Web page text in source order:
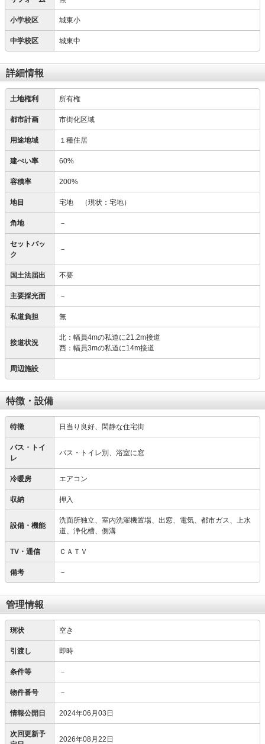
小学校区 城東小
中学校区 城東中
詳細情報
土地権利 所有権
都市計画 市街化区域
用途地域 １種住居
建ぺい率 60%
容積率 200%
地目 宅地 （現状：宅地）
角地 －
セットバッ
ク
－
国土法届出 不要
主要採光面 －
私道負担 無
接道状況
北：幅員4mの私道に21.2m接道
西：幅員3mの私道に14m接道
周辺施設
特徴・設備
特徴 日当り良好、閑静な住宅街
バス・トイ
レ
バス・トイレ別、浴室に窓
冷暖房 エアコン
収納 押入
設備・機能
洗面所独立、室内洗濯機置場、出窓、電気、都市ガス、上水
道、浄化槽、側溝
TV・通信 ＣＡＴＶ
備考 －
管理情報
現状 空き
引渡し 即時
条件等 －
物件番号 －
情報公開日 2024年06月03日
次回更新予
2026年08月22日